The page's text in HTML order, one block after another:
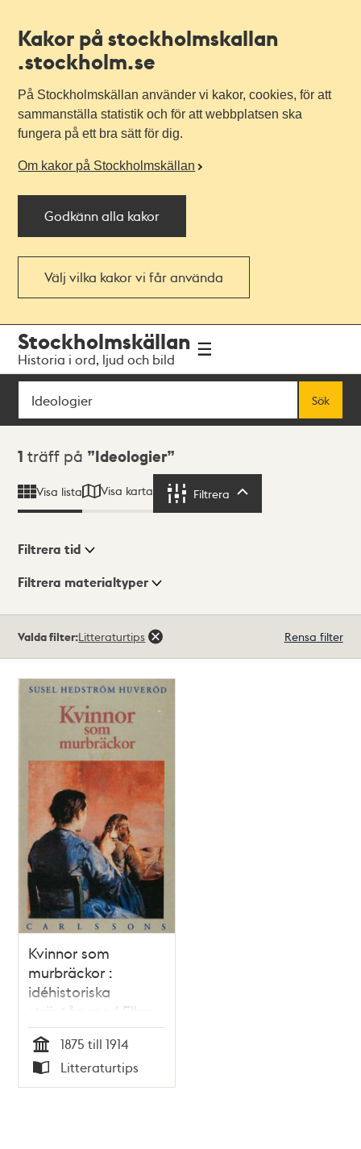
Kakor på stockholmskallan
.stockholm.se
På Stockholmskällan använder vi kakor, cookies, för att
sammanställa statistik och för att webbplatsen ska
fungera på ett bra sätt för dig.
Om kakor på Stockholmskällan
Godkänn alla kakor
Välj vilka kakor vi får använda
navigationen
huvudinnehållet
Stockholmskällan
Historia i ord, ljud och bild
Sök
Sök
Sökresultat
1 träff på Ideologier
Visa lista Visa karta Filtrera
Visningsläge
Filtrera tid
Filtrera materialtyper
träffar
Valda filter:Litteraturtips Rensa filter
Kvinnor som
murbräckor :
idéhistoriska
strövtåg med Ellen
Key som
referenspunkt /
Susel Hedström
Huveröd
Tid
1875 till 1914
Typ
Litteraturtips